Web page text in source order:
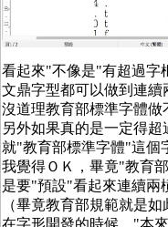
看起來"不像是"有超過字
文鼎字型都可以做到連續
沒道理教育部標準字體做
另外如果真的是一定得超
就"教育部標準字體"這個
我覺得ＯＫ，畢竟"教育
是要"預設"看起來連續兩
（畢竟教育部規範就是如